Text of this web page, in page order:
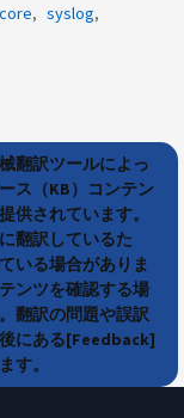
syslog
翻訳ツールによっ
ス（KB）コンテン
供されています。
翻訳しているた
いる場合がありま
ンツを確認する場
翻訳の問題や誤訳
にある[Feedback]
す。